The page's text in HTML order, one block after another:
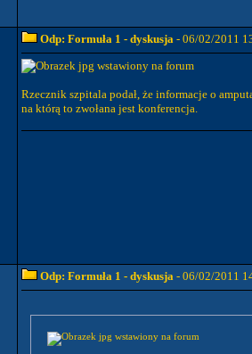
Odp: Formuła 1 - dyskusja- 06/02/2011
Rzecznik szpitala podał, że informacje o
na którą to zwołana jest konferencja.
Odp: Formuła 1 - dyskusja- 06/02/2011